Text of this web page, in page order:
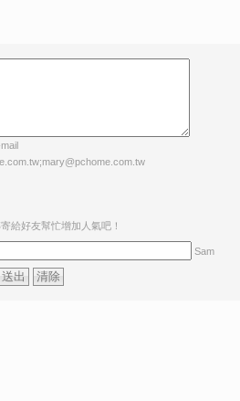
給好友幫忙增加人氣吧！
Sam